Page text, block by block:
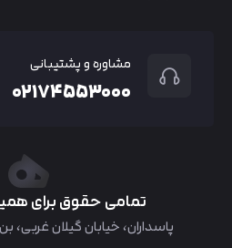
مشاوره و پشتیبانی
۰۲۱۷۴۵۵۳۰۰۰
تمامی حقوق برای
پاسداران، خیابان گیلان